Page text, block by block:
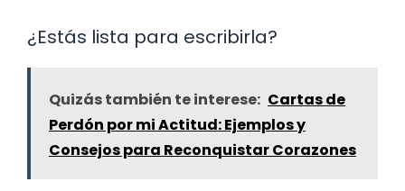
¿Estás lista para escribirla?
Quizás también te interese: Cartas de
Perdón por mi Actitud: Ejemplos y
Consejos para Reconquistar Corazones